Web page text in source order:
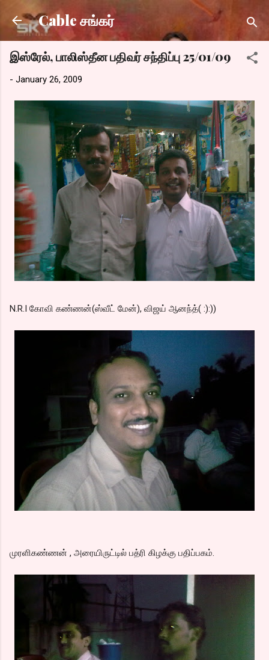
Skip to main content
Cable சங்கர்
இஸ்ரேல், பாலிஸ்தீன பதிவர் சந்திப்பு 25/01/09
- January 26, 2009
N.R.I கோவி கண்ணன்(ஸ்வீட் மேன்), விஜய் ஆனந்த்( :):))
முரளிகண்ணன் , அரையிருட்டில் பத்ரி கிழக்கு பதிப்பகம்.